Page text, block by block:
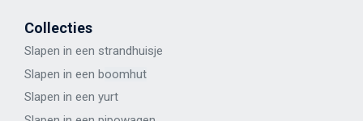
Collecties
Slapen in een strandhuisje
Slapen in een boomhut
Slapen in een yurt